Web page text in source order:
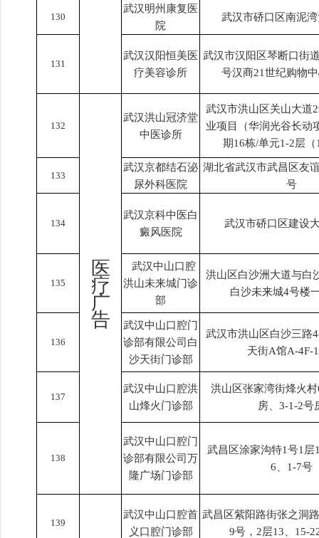
130
武汉明州康复医
院
武汉市硚口区南泥
131
武汉汉阳恒美医
疗美容诊所
武汉市汉阳区琴断口街
号汉商21世纪购物
132
医
疗
广
告
武汉洪山冠济堂
中医诊所
武汉市洪山区关山大道
业项目（华润光谷长动
期16栋/单元1-2层（
133
武汉京都结石泌
尿外科医院
湖北省武汉市武昌区友
号
134
武汉京科中医白
癜风医院
武汉市硚口区建设
135
武汉中山口腔
洪山未来城门诊
部
洪山区白沙洲大道与白
白沙未来城4号楼
136
武汉中山口腔门
诊部有限公司白
沙天街门诊部
武汉市洪山区白沙三路
天街A馆A-4F-
137
武汉中山口腔洪
山烽火门诊部
洪山区张家湾街烽火
房、3-1-2号
138
武汉中山口腔门
诊部有限公司万
隆广场门诊部
武昌区涂家沟特1号1层
6、1-7号
139
武汉中山口腔首
义口腔门诊部
武昌区紫阳路街张之洞
9号，2层13、15-